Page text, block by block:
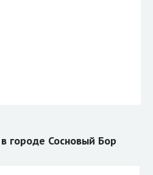
городе Сосновый Бор